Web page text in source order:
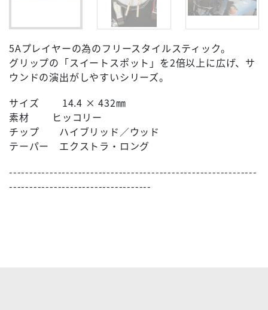
5Aプレイヤーの為のフリースタイルスティック。
グリップの「スイートスポット」を2倍以上に広げ、サ
ウンドの演出がしやすいシリーズ。
サイズ 14.4 × 432㎜
素材 ヒッコリー
チップ ハイブリッド／ウッド
テーパー エクストラ・ロング
-------------------------------------------------------------
-----------------------------------